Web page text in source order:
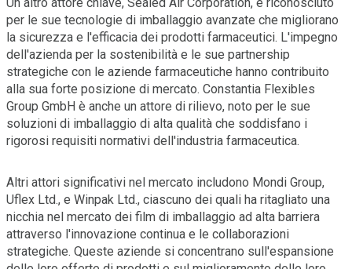
per le sue tecnologie di imballaggio avanzate che migliorano
la sicurezza e l'efficacia dei prodotti farmaceutici. L'impegno
dell'azienda per la sostenibilità e le sue partnership
strategiche con le aziende farmaceutiche hanno contribuito
alla sua forte posizione di mercato. Constantia Flexibles
Group GmbH è anche un attore di rilievo, noto per le sue
soluzioni di imballaggio di alta qualità che soddisfano i
rigorosi requisiti normativi dell'industria farmaceutica.
Altri attori significativi nel mercato includono Mondi Group,
Uflex Ltd., e Winpak Ltd., ciascuno dei quali ha ritagliato una
nicchia nel mercato dei film di imballaggio ad alta barriera
attraverso l'innovazione continua e le collaborazioni
strategiche. Queste aziende si concentrano sull'espansione